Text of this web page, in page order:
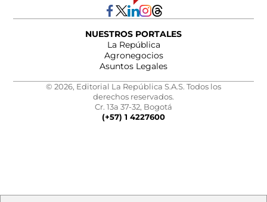
NUESTROS PORTALES
La República
Agronegocios
Asuntos Legales
© 2026, Editorial La República S.A.S. Todos los
derechos reservados.
Cr. 13a 37-32, Bogotá
(+57) 1 4227600